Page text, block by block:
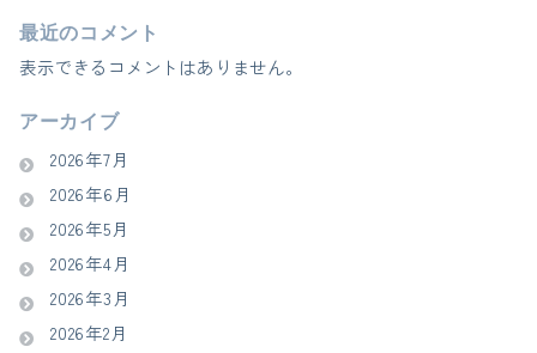
最近のコメント
表示できるコメントはありません。
アーカイブ
2026年7月
2026年6月
2026年5月
2026年4月
2026年3月
2026年2月